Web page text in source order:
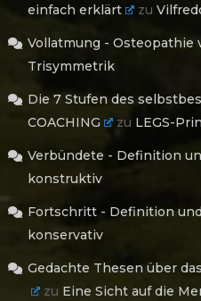
einfach erklärt
zu
Vollatmung - Osteopathie
Trisymmetrik
Die 7 Stufen des
COACHING
zu LEGS-
Verbündete - Definition
konstruktiv
Fortschritt - Definition
konservativ
Gedachte Thesen über
zu Eine Sicht auf die